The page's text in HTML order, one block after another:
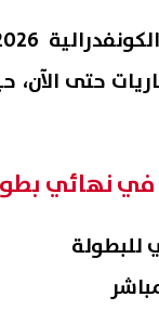
حتى
في نهائي